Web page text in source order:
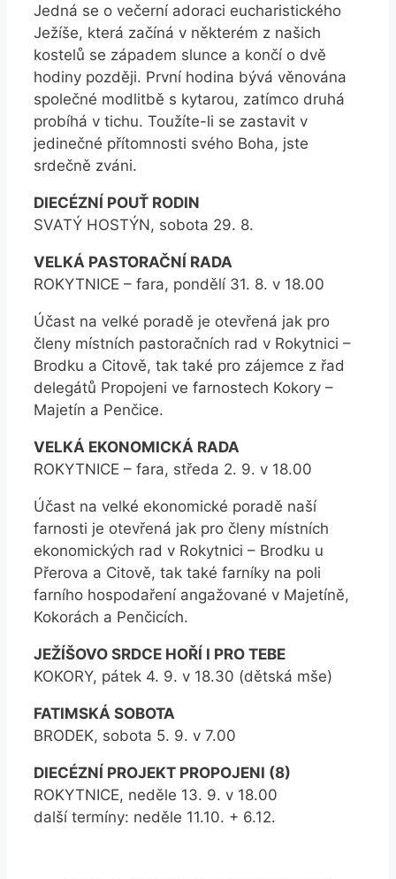
Jedná se o večerní adoraci eucharistického
Ježíše, která začíná v některém z našich
kostelů se západem slunce a končí o dvě
hodiny později. První hodina bývá věnována
společné modlitbě s kytarou, zatímco druhá
probíhá v tichu. Toužíte-li se zastavit v
jedinečné přítomnosti svého Boha, jste
srdečně zváni.
DIECÉZNÍ POUŤ RODIN
SVATÝ HOSTÝN, sobota 29. 8.
VELKÁ PASTORAČNÍ RADA
ROKYTNICE – fara, pondělí 31. 8. v 18.00
Účast na velké poradě je otevřená jak pro
členy místních pastoračních rad v Rokytnici –
Brodku a Citově, tak také pro zájemce z řad
delegátů Propojeni ve farnostech Kokory –
Majetín a Penčice.
VELKÁ EKONOMICKÁ RADA
ROKYTNICE – fara, středa 2. 9. v 18.00
Účast na velké ekonomické poradě naší
farnosti je otevřená jak pro členy místních
ekonomických rad v Rokytnici – Brodku u
Přerova a Citově, tak také farníky na poli
farního hospodaření angažované v Majetíně,
Kokorách a Penčicích.
JEŽÍŠOVO SRDCE HOŘÍ I PRO TEBE
KOKORY, pátek 4. 9. v 18.30 (dětská mše)
FATIMSKÁ SOBOTA
BRODEK, sobota 5. 9. v 7.00
DIECÉZNÍ PROJEKT PROPOJENI (8)
ROKYTNICE, neděle 13. 9. v 18.00
další termíny: neděle 11.10. + 6.12.